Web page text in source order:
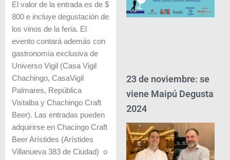
El valor de la entrada es de $
800 e incluye degustación de
los vinos de la feria. El
evento contará además con
gastronomía exclusiva de
Universo Vigil (Casa Vigil
Chachingo, CasaVigil
Palmares, República
Vistalba y Chachingo Craft
Beer). Las entradas pueden
adquirirse en Chacingo Craft
Beer Arístides (Arístides
Villanueva 383 de Ciudad) o
23 de noviembre: se
viene Maipú Degusta
2024